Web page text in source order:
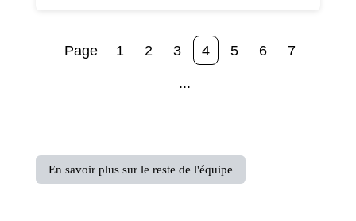
1 2 3 4 5 6 7
...
En savoir plus sur le reste de l'équipe